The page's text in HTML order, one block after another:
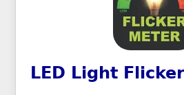
LED Light